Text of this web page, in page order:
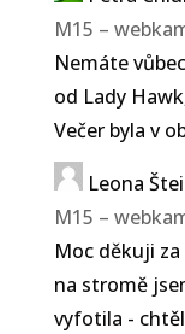
M15 –
Nemáte
od Lady
Večer byla v
Leona
M15 –
Moc děkuji
na stromě
vyfotila -